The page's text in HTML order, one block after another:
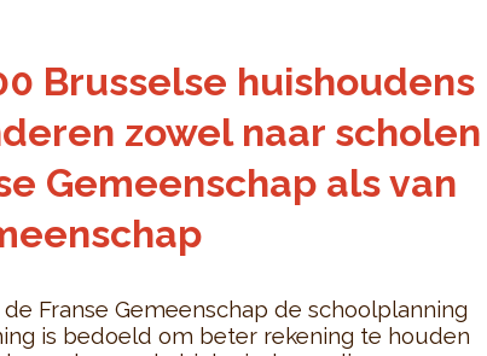
Brusselse huishoudens
zowel naar scholen
Gemeenschap als van
Franse Gemeenschap de schoolplanning
is bedoeld om beter rekening te houden